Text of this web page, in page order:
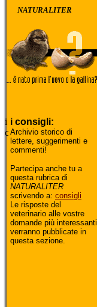
NATURALITER
i consigli:
Archivio storico di
lettere, suggerimenti e
commenti!
Partecipa anche tu a
questa rubrica di
NATURALITER
scrivendo a: consigli
Le risposte del
veterinario alle vostre
domande più interessanti
verranno pubblicate in
questa sezione.